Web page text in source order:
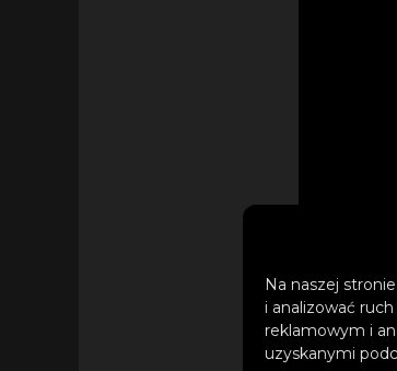
Na naszej
i analizować
reklamowym i
uzyskanymi